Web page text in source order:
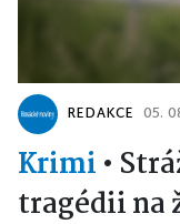
REDAKCE 05.
Krimi •
tragédii na